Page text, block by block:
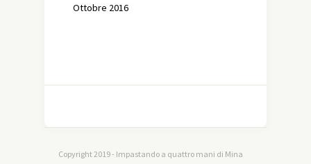
Ottobre 2016
Copyright 2019 - Impastando a quattro mani di Mina